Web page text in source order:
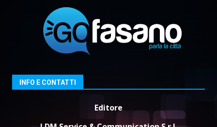
Savelletri
8 Agosto 2026 11:00
4
Savelletri in festa, domani sera
Politiche Giovanili e Mobilità
Sostenibile: premiati gli studenti
INFO E CONTATTI
Editore